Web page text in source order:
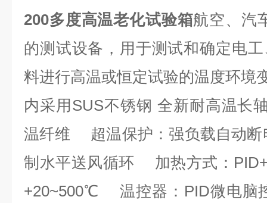
200多度高温老化试验箱航空、汽
的测试设备，用于测试和确定电
料进行高温或恒定试验的温度环境
内采用SUS不锈钢 全新耐高温长
温纤维 超温保护：强负载自动
制水平送风循环 加热方式：
+20~500℃ 温控器：PID微电